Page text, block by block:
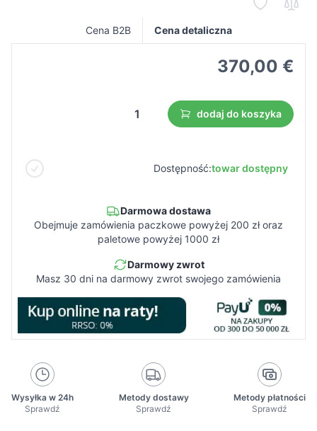
Cena B2B Cena detaliczna
370,00 €
dodaj do koszyka
Dostępność:towar dostępny
Darmowa dostawa
Obejmuje zamówienia paczkowe powyżej 200 zł oraz
paletowe powyżej 1000 zł
Darmowy zwrot
Masz 30 dni na darmowy zwrot swojego zamówienia
Wysyłka w 24h
Sprawdź
Metody dostawy
Sprawdź
Metody płatności
Sprawdź